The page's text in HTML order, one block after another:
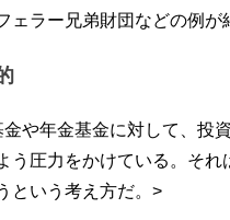
ラー兄弟財団などの例が
や年金基金に対して、投
う圧力をかけている。それ
という考え方だ。>